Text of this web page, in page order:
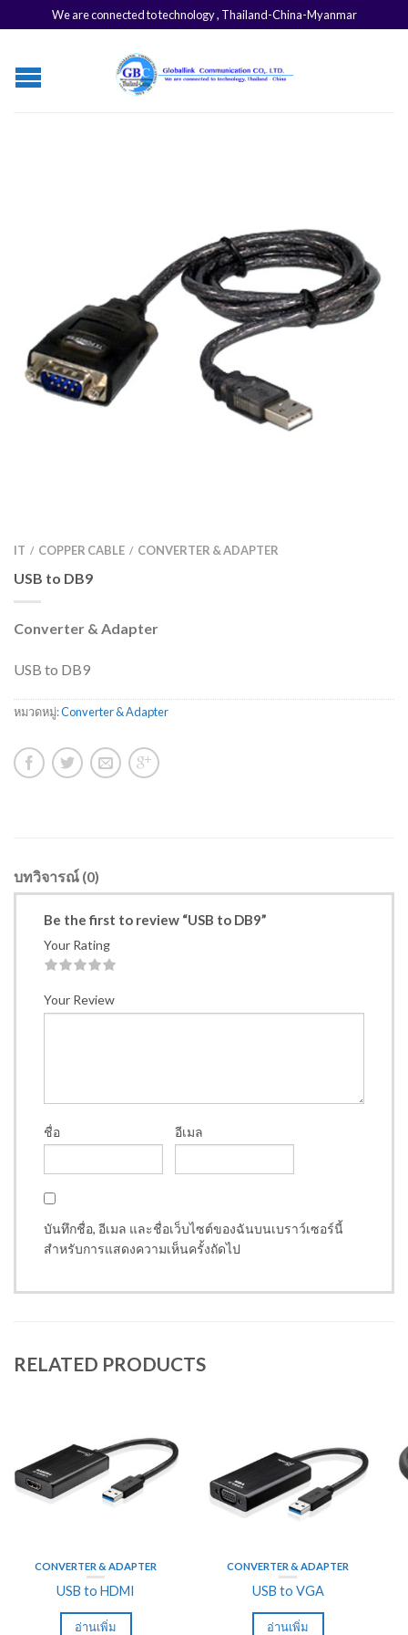
We are connected to technology , Thailand-China-Myanmar
IT / COPPER CABLE / CONVERTER & ADAPTER
USB to DB9
Converter & Adapter
USB to DB9
หมวดหมู่:Converter & Adapter
บทวิจารณ์ (0)
Be the first to review “USB to DB9”
Your Rating
Your Review
ชื่อ อีเมล
บันทึกชื่อ, อีเมล และชื่อเว็บไซต์ของฉันบนเบราว์เซอร์นี้
สำหรับการแสดงความเห็นครั้งถัดไป
RELATED PRODUCTS
CONVERTER & ADAPTER
USB to HDMI
อ่านเพิ่ม
CONVERTER & ADAPTER
USB to VGA
อ่านเพิ่ม